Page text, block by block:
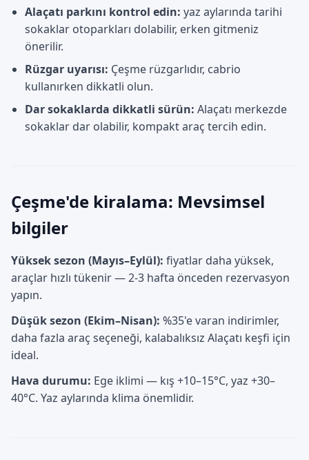
Alaçatı parkını kontrol edin: yaz aylarında tarihi
sokaklar otoparkları dolabilir, erken gitmeniz
önerilir.
Rüzgar uyarısı: Çeşme rüzgarlıdır, cabrio
kullanırken dikkatli olun.
Dar sokaklarda dikkatli sürün: Alaçatı merkezde
sokaklar dar olabilir, kompakt araç tercih edin.
Çeşme'de kiralama: Mevsimsel
bilgiler
Yüksek sezon (Mayıs–Eylül): fiyatlar daha yüksek,
araçlar hızlı tükenir — 2-3 hafta önceden rezervasyon
yapın.
Düşük sezon (Ekim–Nisan): %35'e varan indirimler,
daha fazla araç seçeneği, kalabalıksız Alaçatı keşfi için
ideal.
Hava durumu: Ege iklimi — kış +10–15°C, yaz +30–
40°C. Yaz aylarında klima önemlidir.